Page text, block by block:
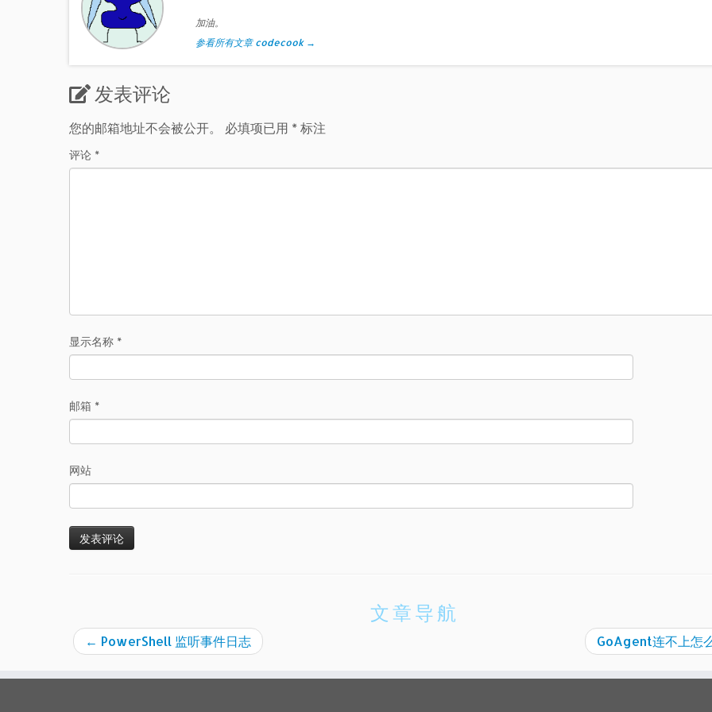
加油。
参看所有文章 codecook →
发表评论
您的邮箱地址不会被公开。 必填项已用 *标注
评论 *
显示名称 *
邮箱 *
网站
文章导航
← PowerShell 监听事件日志 GoAgent连不上怎